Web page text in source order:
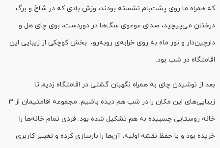
که همراه ما روی پشت‌بام نشسته بودند، وزش بادی که در شاخ و برگ
درختان می‌پیچید، صدای عوعوی سگ‌ها در دوردست، بوی چای هل‌ و
دارچین‌دار و نور ماه به روی خرابه‌ی روبه‌رو، بخش کوچکی از زیبایی این
اقامتگاه در شب بود.
بعد از نوشیدن چای به همراه نگهبان گشتی در اقامتگاه زدیم تا
زیبایی‌های این مکان را در شب هم دیده باشیم. مجموعه اقامتیمان از 3
خانه روستایی چسبیده به هم تشکیل شده بود. فردی تمام خانه‌ها را
خریده بود و با حفظ نقشه اولیه‌، آن‌ها را بازسازی کرده و تغییر کاربری